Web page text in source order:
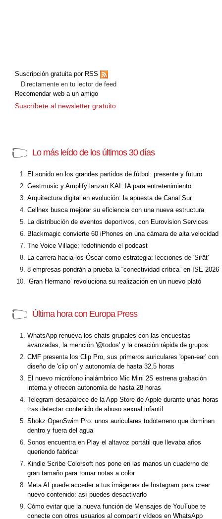
Suscripción gratuita por RSS
Directamente en tu lector de feed
Recomendar web a un amigo
Suscríbete al newsletter gratuito
Lo más leído de los últimos 30 días
El sonido en los grandes partidos de fútbol: presente y futuro
Gestmusic y Amplify lanzan KAI: IA para entretenimiento
Arquitectura digital en evolución: la apuesta de Canal Sur
Cellnex busca mejorar su eficiencia con una nueva estructura
La distribución de eventos deportivos, con Eurovision Services
Blackmagic convierte 60 iPhones en una cámara de alta velocidad
The Voice Village: redefiniendo el podcast
La carrera hacia los Óscar como estrategia: lecciones de 'Sirât'
8 empresas pondrán a prueba la “conectividad crítica” en ISE 2026
‘Gran Hermano’ revoluciona su realización en un nuevo plató
Última hora con Europa Press
WhatsApp renueva los chats grupales con las encuestas
avanzadas, la mención '@todos' y la creación rápida de grupos
CMF presenta los Clip Pro, sus primeros auriculares 'open-ear' con
diseño de 'clip on' y autonomía de hasta 32,5 horas
El nuevo micrófono inalámbrico Mic Mini 2S estrena grabación
interna y ofrecen autonomía de hasta 28 horas
Telegram desaparece de la App Store de Apple durante unas horas
tras detectar contenido de abuso sexual infantil
Shokz OpenSwim Pro: unos auriculares todoterreno que dominan
dentro y fuera del agua
Sonos encuentra en Play el altavoz portátil que llevaba años
queriendo fabricar
Kindle Scribe Colorsoft nos pone en las manos un cuaderno de
gran tamaño para tomar notas a color
Meta AI puede acceder a tus imágenes de Instagram para crear
nuevo contenido: así puedes desactivarlo
Cómo evitar que la nueva función de Mensajes de YouTube te
conecte con otros usuarios al compartir vídeos en WhatsApp